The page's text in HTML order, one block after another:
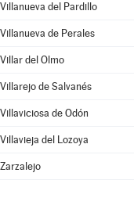
Villanueva del Pardillo
Villanueva de Perales
Villar del Olmo
Villarejo de Salvanés
Villaviciosa de Odón
Villavieja del Lozoya
Zarzalejo